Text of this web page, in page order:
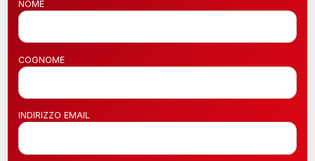
NOME
COGNOME
INDIRIZZO EMAIL